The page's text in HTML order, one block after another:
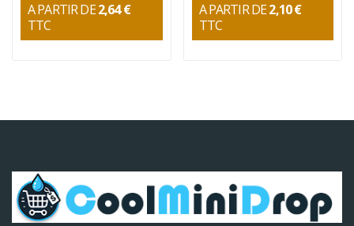
A PARTIR DE2,64 €
TTC
A PARTIR DE2,10 €
TTC